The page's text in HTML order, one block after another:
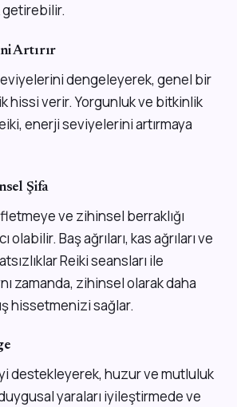
Artırır
dengeleyerek, genel bir
hissi verir. Yorgunluk ve bitkinlik
enerji seviyelerini artırmaya
Şifa
ve zihinsel berraklığı
olabilir. Baş ağrıları, kas ağrıları ve
Reiki seansları ile
zamanda, zihinsel olarak daha
hissetmenizi sağlar.
destekleyerek, huzur ve mutluluk
yaraları iyileştirmede ve